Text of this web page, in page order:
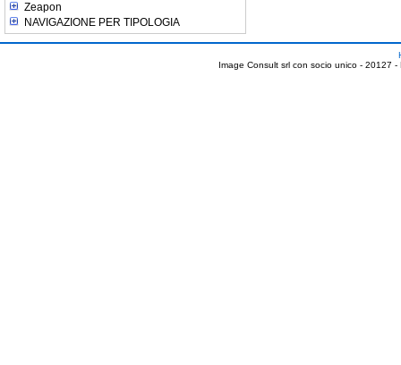
Zeapon
NAVIGAZIONE PER TIPOLOGIA
Image Consult srl con socio unico - 20127